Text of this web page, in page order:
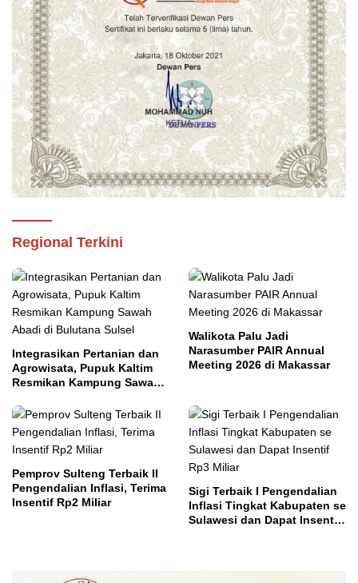
Regional Terkini
Integrasikan Pertanian dan
Agrowisata, Pupuk Kaltim
Resmikan Kampung Sawah
Walikota Palu Jadi
Narasumber PAIR Annual
Meeting 2026 di Makassar
Pemprov Sulteng Terbaik II
Pengendalian Inflasi, Terima
Insentif Rp2 Miliar
Sigi Terbaik I Pengendalian
Inflasi Tingkat Kabupaten se
Sulawesi dan Dapat Insentif